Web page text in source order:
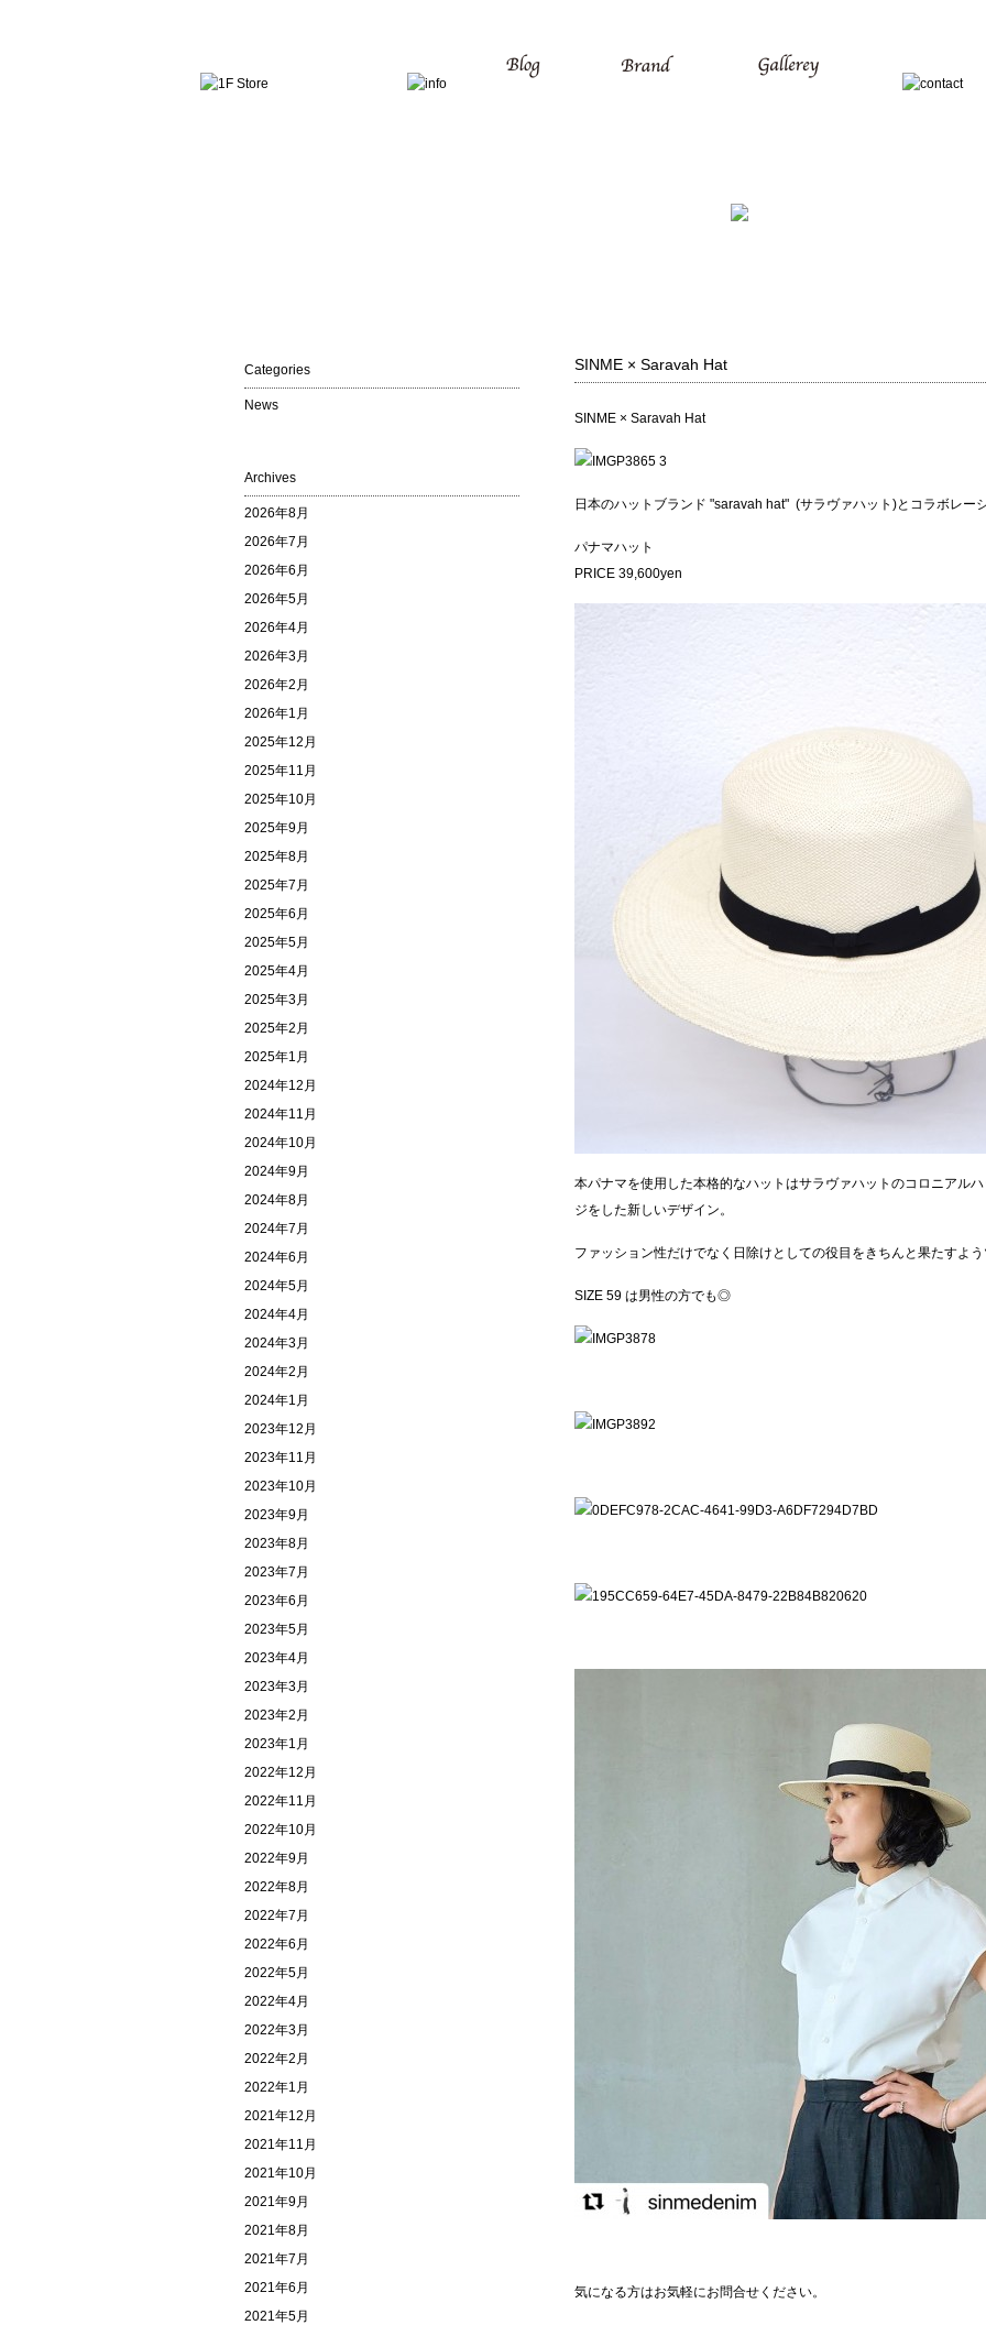
SINME × Saravah Hat
SINME × Saravah Hat
日本のハットブランド "saravah hat" (サラヴァハット)とコラボレー
パナマハット
PRICE 39,600yen
本パナマを使用した本格的なハットはサラヴァハットのコロニアル
ジをした新しいデザイン。
ファッション性だけでなく日除けとしての役目をきちんと果たすよう
SIZE 59 は男性の方でも◎
気になる方はお気軽にお問合せください。
Categories
News
Archives
2026年8月
2026年7月
2026年6月
2026年5月
2026年4月
2026年3月
2026年2月
2026年1月
2025年12月
2025年11月
2025年10月
2025年9月
2025年8月
2025年7月
2025年6月
2025年5月
2025年4月
2025年3月
2025年2月
2025年1月
2024年12月
2024年11月
2024年10月
2024年9月
2024年8月
2024年7月
2024年6月
2024年5月
2024年4月
2024年3月
2024年2月
2024年1月
2023年12月
2023年11月
2023年10月
2023年9月
2023年8月
2023年7月
2023年6月
2023年5月
2023年4月
2023年3月
2023年2月
2023年1月
2022年12月
2022年11月
2022年10月
2022年9月
2022年8月
2022年7月
2022年6月
2022年5月
2022年4月
2022年3月
2022年2月
2022年1月
2021年12月
2021年11月
2021年10月
2021年9月
2021年8月
2021年7月
2021年6月
2021年5月